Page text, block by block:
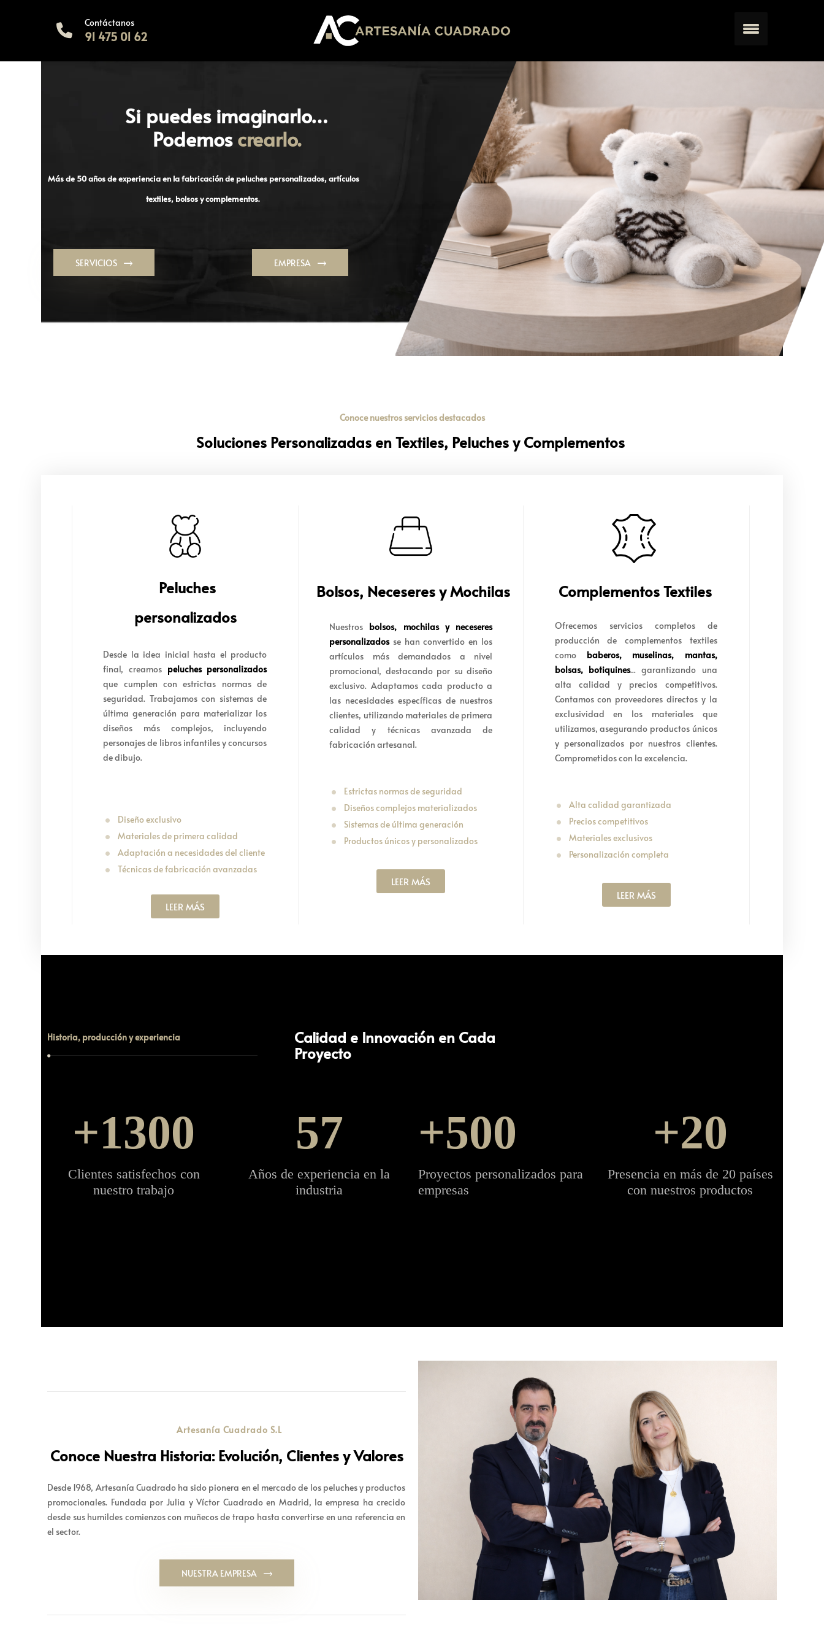
Contáctanos
91 475 01 62
Si puedes imaginarlo…
Podemoscrearlo.
Más de 50 años de experiencia en la fabricación de peluches personalizados, artículos
textiles, bolsos y complementos.
SERVICIOS EMPRESA
Conoce nuestros servicios destacados
Soluciones Personalizadas en Textiles, Peluches y Complementos
Peluches
personalizados
Desde la idea inicial hasta el producto
final, creamos peluches personalizados
que cumplen con estrictas normas de
seguridad. Trabajamos con sistemas de
última generación para materializar los
diseños más complejos, incluyendo
personajes de libros infantiles y concursos
de dibujo.
Diseño exclusivo
Materiales de primera calidad
Adaptación a necesidades del cliente
Técnicas de fabricación avanzadas
LEER MÁS
Bolsos, Neceseres y Mochilas
Nuestros bolsos, mochilas y neceseres
personalizadosse han convertido en los
artículos más demandados a nivel
promocional, destacando por su diseño
exclusivo. Adaptamos cada producto a
las necesidades específicas de nuestros
clientes, utilizando materiales de primera
calidad y técnicas avanzada de
fabricación artesanal.
Estrictas normas de seguridad
Diseños complejos materializados
Sistemas de última generación
Productos únicos y personalizados
LEER MÁS
Complementos Textiles
Ofrecemos servicios completos de
producción de complementos textiles
como baberos, muselinas, mantas,
bolsas, botiquines... garantizando una
alta calidad y precios competitivos.
Contamos con proveedores directos y la
exclusividad en los materiales que
utilizamos, asegurando productos únicos
y personalizados por nuestros clientes.
Comprometidos con la excelencia.
Alta calidad garantizada
Precios competitivos
Materiales exclusivos
Personalización completa
LEER MÁS
Historia, producción y experiencia Calidad e Innovación en Cada
Proyecto
1300
Clientes satisfechos con
nuestro trabajo
57
Años de experiencia en la
industria
500
Proyectos personalizados para
empresas
20
Presencia en más de 20 países
con nuestros productos
Artesanía Cuadrado S.L
Conoce Nuestra Historia: Evolución, Clientes y Valores
Desde 1968, Artesanía Cuadrado ha sido pionera en el mercado de los peluches y productos
promocionales. Fundada por Julia y Víctor Cuadrado en Madrid, la empresa ha crecido
desde sus humildes comienzos con muñecos de trapo hasta convertirse en una referencia en
el sector.
NUESTRA EMPRESA